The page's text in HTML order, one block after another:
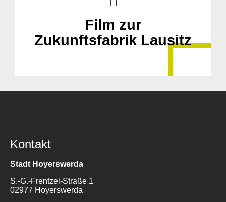
Film zur
Zukunftsfabrik Lausitz
Kontakt
Stadt Hoyerswerda
S.-G.-Frentzel-Straße 1
02977 Hoyerswerda